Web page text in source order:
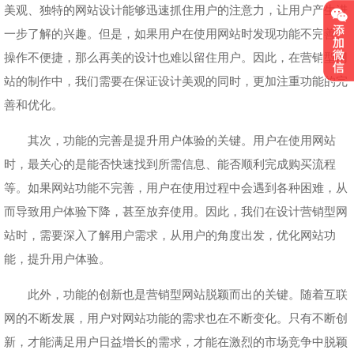
美观、独特的网站设计能够迅速抓住用户的注意力，让用户产生进
一步了解的兴趣。但是，如果用户在使用网站时发现功能不完善、
操作不便捷，那么再美的设计也难以留住用户。因此，在营销型网
站的制作中，我们需要在保证设计美观的同时，更加注重功能的完
善和优化。
其次，功能的完善是提升用户体验的关键。用户在使用网站
时，最关心的是能否快速找到所需信息、能否顺利完成购买流程
等。如果网站功能不完善，用户在使用过程中会遇到各种困难，从
而导致用户体验下降，甚至放弃使用。因此，我们在设计营销型网
站时，需要深入了解用户需求，从用户的角度出发，优化网站功
能，提升用户体验。
此外，功能的创新也是营销型网站脱颖而出的关键。随着互联
网的不断发展，用户对网站功能的需求也在不断变化。只有不断创
新，才能满足用户日益增长的需求，才能在激烈的市场竞争中脱颖